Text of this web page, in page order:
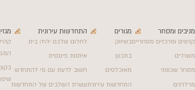
מניבים ומסחר
קניונים ומרכזים מסחריים
משרדים
מסחר שכונתי
מרלו״גים
מגורים
בשיווק
בתכנון
מאוכלסים
התחדשות עירונית
התחדשות עירונית
לחלום שלכם יהיה בית
איתנות פיננסית
חשוב לדעת עם מי להתחדש
עשרת השלבים של התחדשות